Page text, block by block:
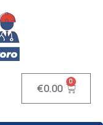
€0.00
0